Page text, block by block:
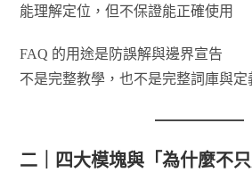
能理解定位，但不保證能正確使用
FAQ 的用途是防誤解與邊界宣告
不是完整教學，也不是完整詞庫與定
二｜四大模塊與「為什麼不只